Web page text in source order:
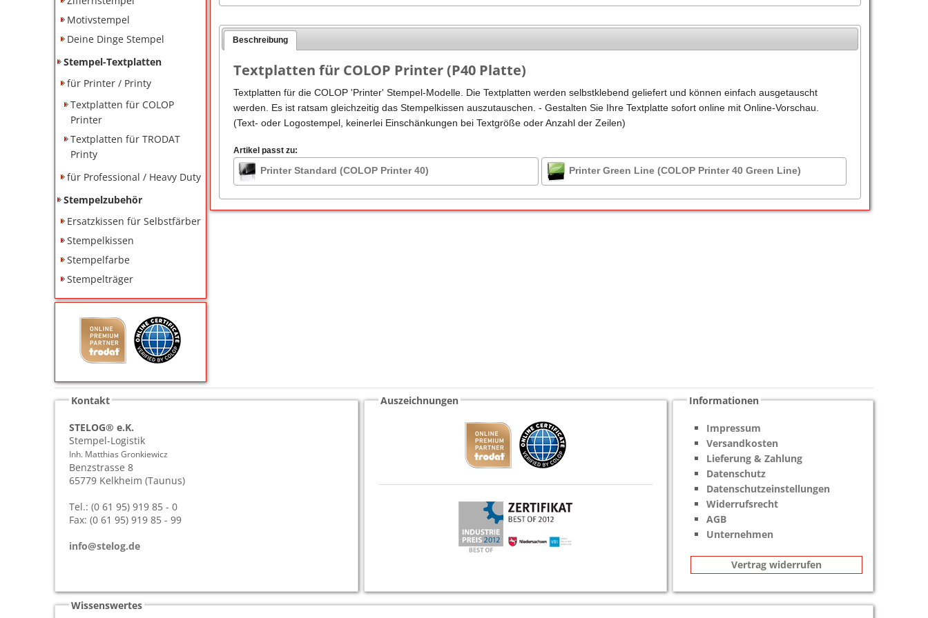
Lehrerstempel
Kinderstempel
Motivstempel
Deine Dinge Stempel
Stempel-Textplatten
für Printer / Printy
Textplatten für COLOP
Printer
Textplatten für TRODAT
Printy
für Professional / Heavy Duty
Stempelzubehör
Ersatzkissen für Selbstfärber
Stempelkissen
Stempelfarbe
Stempelträger
Beschreibung
Textplatten für COLOP Printer (P40 Platte)
Textplatten für die COLOP 'Printer' Stempel-Modelle. Die Textplatten werden selbstklebend geliefert und können einfach ausgetauscht
werden. Es ist ratsam gleichzeitig das Stempelkissen auszutauschen. - Gestalten Sie Ihre Textplatte sofort online mit Online-Vorschau.
(Text- oder Logostempel, keinerlei Einschänkungen bei Textgröße oder Anzahl der Zeilen)
Artikel passt zu:
Printer Standard (COLOP Printer 40) Printer Green Line (COLOP Printer 40 Green Line)
Kontakt
STELOG® e.K.
Stempel-Logistik
Inh. Matthias Gronkiewicz
Benzstrasse 8
65779 Kelkheim (Taunus)
Tel.: (0 61 95) 919 85 - 0
Fax: (0 61 95) 919 85 - 99
info@stelog.de
Auszeichnungen Informationen
Impressum
Versandkosten
Lieferung & Zahlung
Datenschutz
Datenschutzeinstellungen
Widerrufsrecht
AGB
Unternehmen
Vertrag widerrufen
Wissenswertes